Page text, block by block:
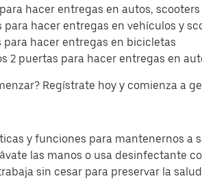
hacer entregas en autos,
para hacer entregas en vehículos y
para hacer entregas en bicicletas
2 puertas para hacer entregas en
Regístrate hoy y comienza a
y funciones para mantenernos a
las manos o usa desinfectante
sin cesar para preservar la